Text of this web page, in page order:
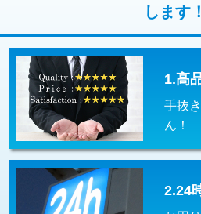
理・調整・分解・加工など（中作業）
止水・漏水調査・防水処理・清掃・
理・調整・分解・加工など（重作業
その他部品の脱着
交換・取付（タンク）
交換・取付(単水栓（壁付・デッキ
式）)
交換・取付(混合水栓（壁付・デッキ
式・ワンホール）)
します！
1.高
手抜
ん！
2.24